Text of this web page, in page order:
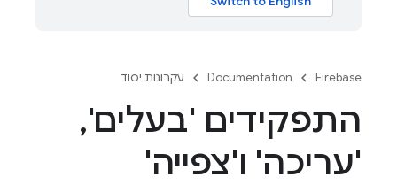
Firebase
Documentation עקרונות יסוד
התפקידים 'בעלים',
'עריכה' ו'צפייה'